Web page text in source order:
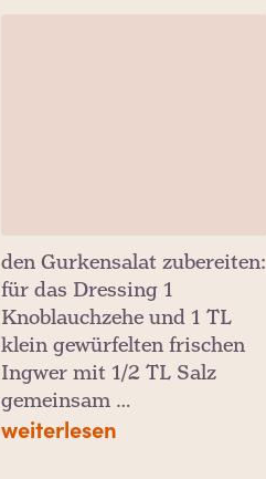
den Gurkensalat zubereiten:
für das Dressing 1
Knoblauchzehe und 1 TL
klein gewürfelten frischen
Ingwer mit 1/2 TL Salz
gemeinsam …
weiterlesen